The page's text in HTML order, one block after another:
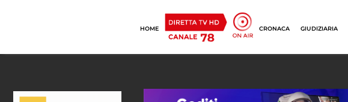
HOME CRONACA GIUDIZIARIA